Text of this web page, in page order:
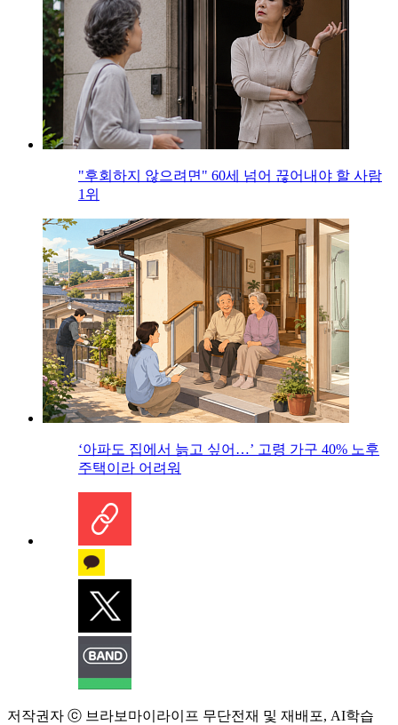
"후회하지 않으려면" 60세 넘어 끊어내야 할 사람
1위
‘아파도 집에서 늙고 싶어…’ 고령 가구 40% 노후
주택이라 어려워
저작권자 ⓒ 브라보마이라이프 무단전재 및 재배포, AI학습